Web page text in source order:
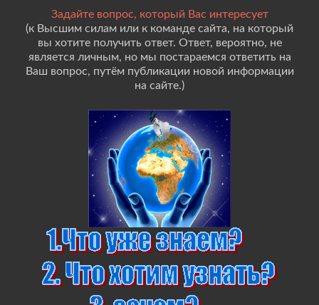
Задайте вопрос, который Вас интересует
(к Высшим силам или к команде сайта, на который
вы хотите получить ответ. Ответ, вероятно, не
является личным, но мы постараемся ответить на
Ваш вопрос, путём публикации новой информации
на сайте.)